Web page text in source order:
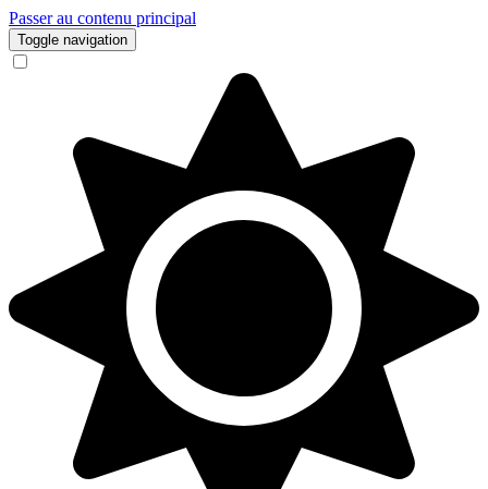
Passer au contenu principal
Toggle navigation